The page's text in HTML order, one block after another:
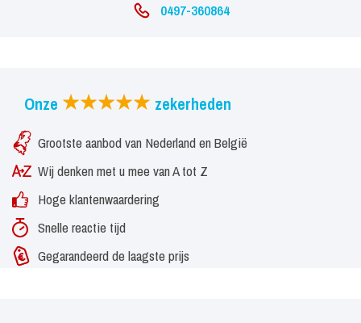
0497-360864
Onze zekerheden
Grootste aanbod van Nederland en België
Wij denken met u mee van A tot Z
Hoge klantenwaardering
Snelle reactie tijd
Gegarandeerd de laagste prijs